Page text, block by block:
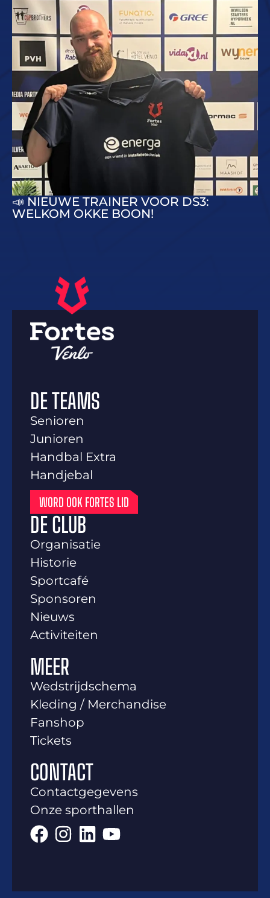
📣 NIEUWE TRAINER VOOR DS3:
WELKOM OKKE BOON!
DE TEAMS
Senioren
Junioren
Handbal Extra
Handjebal
WORD OOK FORTES LID
DE CLUB
Organisatie
Historie
Sportcafé
Sponsoren
Nieuws
Activiteiten
MEER
Wedstrijdschema
Kleding / Merchandise
Fanshop
Tickets
CONTACT
Contactgegevens
Onze sporthallen